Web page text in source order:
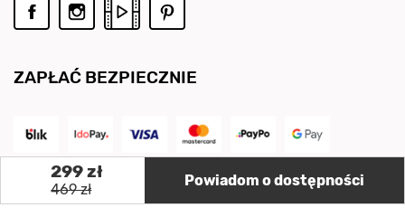
ZAPŁAĆ BEZPIECZNIE
299 zł
469 zł Powiadom o dostępności